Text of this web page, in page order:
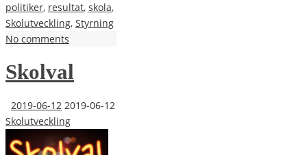
politiker, resultat, skola,
Skolutveckling, Styrning
No comments
Skolval
2019-06-12 2019-06-12
Skolutveckling